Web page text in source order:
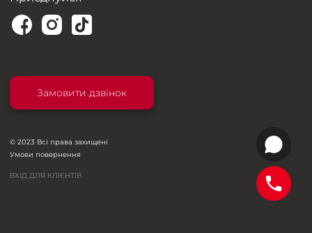
Замовити дзвінок
© 2023 Всі права захищені
Умови повернення
ВХІД ДЛЯ КЛІЄНТІВ